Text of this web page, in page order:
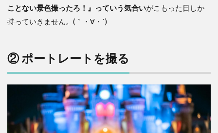
ことない景色撮ったろ！』っていう気合いがこもった日しか
持っていきません。(｀・∀・´)
② ポートレートを撮る